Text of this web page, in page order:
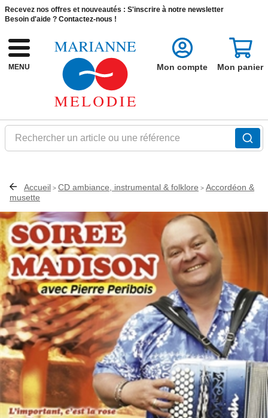
Recevez nos offres et nouveautés : S'inscrire à notre newsletter
Besoin d'aide ? Contactez-nous !
MENU
Rechercher un article ou une référence
Mon compte Mon panier
Accueil > CD ambiance, instrumental & folklore > Accordéon &
musette